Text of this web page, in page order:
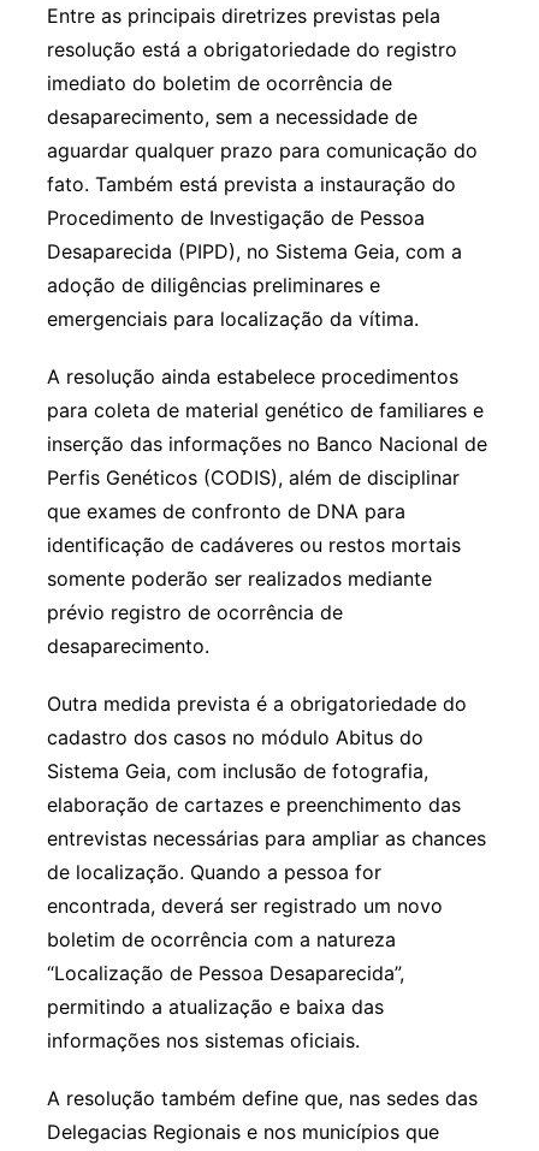
Entre as principais diretrizes previstas pela
resolução está a obrigatoriedade do registro
imediato do boletim de ocorrência de
desaparecimento, sem a necessidade de
aguardar qualquer prazo para comunicação do
fato. Também está prevista a instauração do
Procedimento de Investigação de Pessoa
Desaparecida (PIPD), no Sistema Geia, com a
adoção de diligências preliminares e
emergenciais para localização da vítima.
A resolução ainda estabelece procedimentos
para coleta de material genético de familiares e
inserção das informações no Banco Nacional de
Perfis Genéticos (CODIS), além de disciplinar
que exames de confronto de DNA para
identificação de cadáveres ou restos mortais
somente poderão ser realizados mediante
prévio registro de ocorrência de
desaparecimento.
Outra medida prevista é a obrigatoriedade do
cadastro dos casos no módulo Abitus do
Sistema Geia, com inclusão de fotografia,
elaboração de cartazes e preenchimento das
entrevistas necessárias para ampliar as chances
de localização. Quando a pessoa for
encontrada, deverá ser registrado um novo
boletim de ocorrência com a natureza
“Localização de Pessoa Desaparecida”,
permitindo a atualização e baixa das
informações nos sistemas oficiais.
A resolução também define que, nas sedes das
Delegacias Regionais e nos municípios que